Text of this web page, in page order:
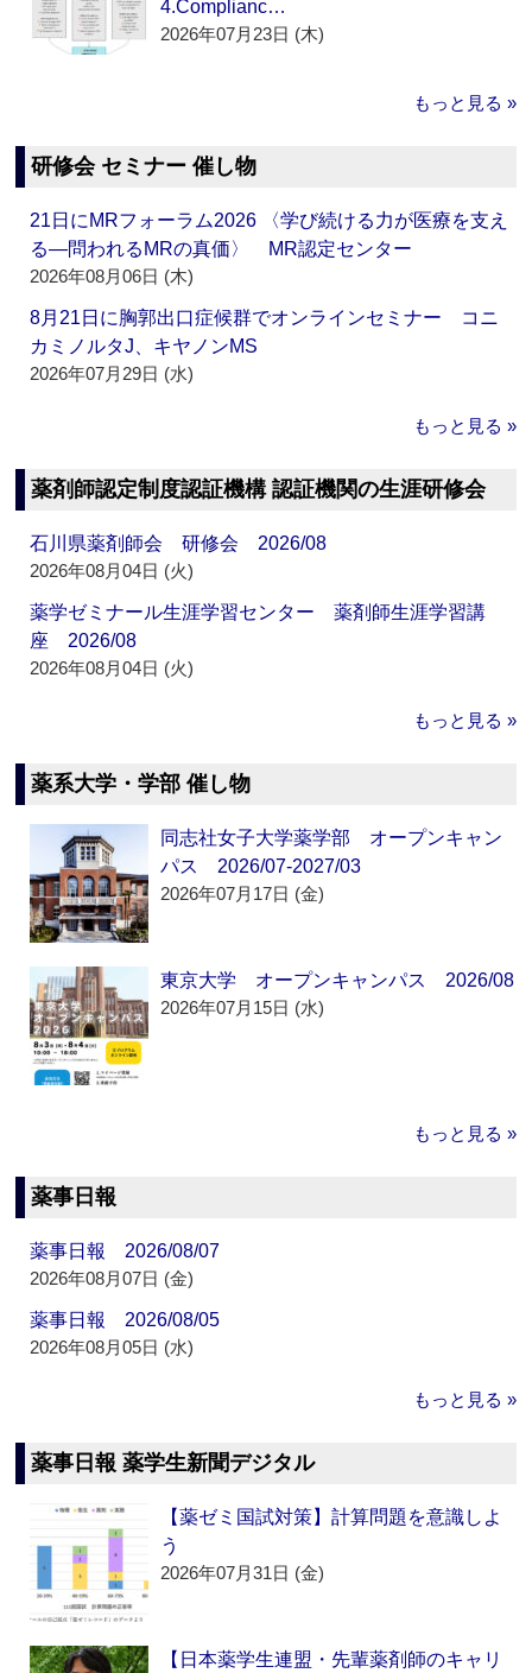
4.Complianc…
2026年07月23日 (木)
もっと見る »
研修会 セミナー 催し物
21日にMRフォーラム2026 〈学び続ける力が医療を支え
る―問われるMRの真価〉 MR認定センター
2026年08月06日 (木)
8月21日に胸郭出口症候群でオンラインセミナー コニ
カミノルタJ、キヤノンMS
2026年07月29日 (水)
もっと見る »
薬剤師認定制度認証機構 認証機関の生涯研修会
石川県薬剤師会 研修会 2026/08
2026年08月04日 (火)
薬学ゼミナール生涯学習センター 薬剤師生涯学習講
座 2026/08
2026年08月04日 (火)
もっと見る »
薬系大学・学部 催し物
同志社女子大学薬学部 オープンキャン
パス 2026/07-2027/03
2026年07月17日 (金)
東京大学 オープンキャンパス 2026/08
2026年07月15日 (水)
もっと見る »
薬事日報
薬事日報 2026/08/07
2026年08月07日 (金)
薬事日報 2026/08/05
2026年08月05日 (水)
もっと見る »
薬事日報 薬学生新聞デジタル
【薬ゼミ国試対策】計算問題を意識しよ
う
2026年07月31日 (金)
【日本薬学生連盟・先輩薬剤師のキャリ